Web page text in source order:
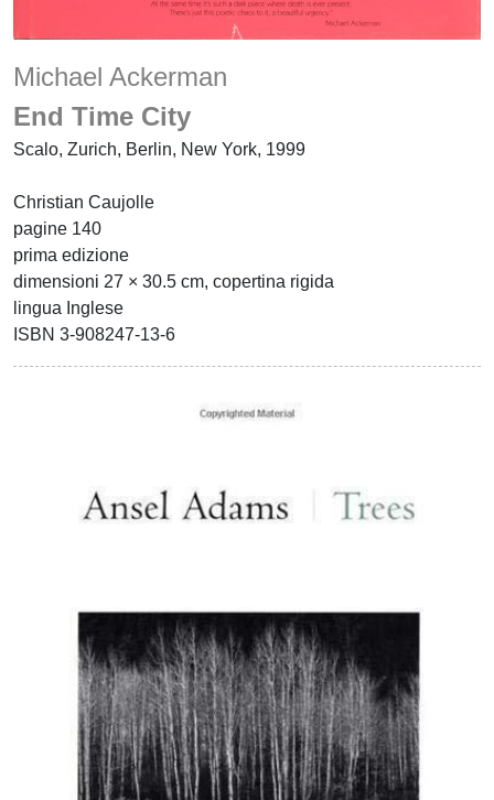
Michael Ackerman
End Time City
Scalo, Zurich, Berlin, New York, 1999
Christian Caujolle
pagine 140
prima edizione
dimensioni 27 × 30.5 cm, copertina rigida
lingua Inglese
ISBN 3-908247-13-6